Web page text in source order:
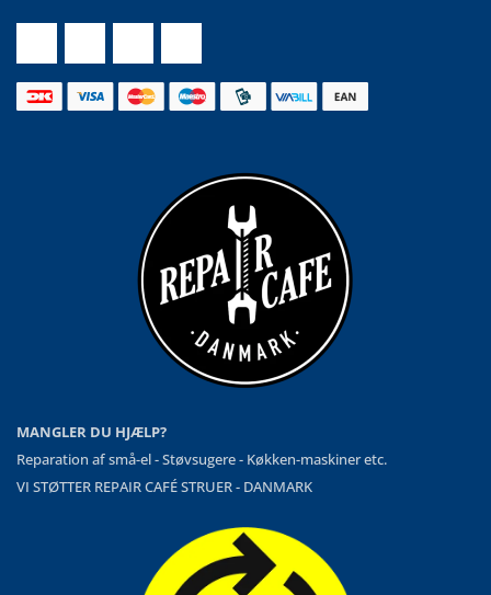
MANGLER DU HJÆLP?
Reparation af små-el - Støvsugere - Køkken-maskiner etc.
VI STØTTER REPAIR CAFÉ STRUER - DANMARK